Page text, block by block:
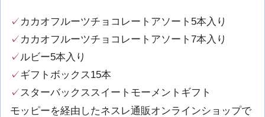
✓ カカオフルーツチョコレートアソート5本入り
✓ カカオフルーツチョコレートアソート7本入り
✓ ルビー5本入り
✓ギフトボックス15本
✓ スターバックススイートモーメントギフト
モッピーを経由したネスレ通販オンラインショップで